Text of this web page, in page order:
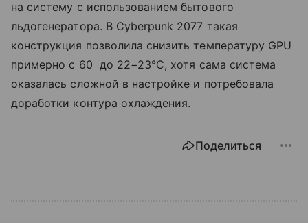
на систему с использованием бытового
льдогенератора. В Cyberpunk 2077 такая
конструкция позволила снизить температуру GPU
примерно с 60 до 22−23°C, хотя сама система
оказалась сложной в настройке и потребовала
доработки контура охлаждения.
Поделиться